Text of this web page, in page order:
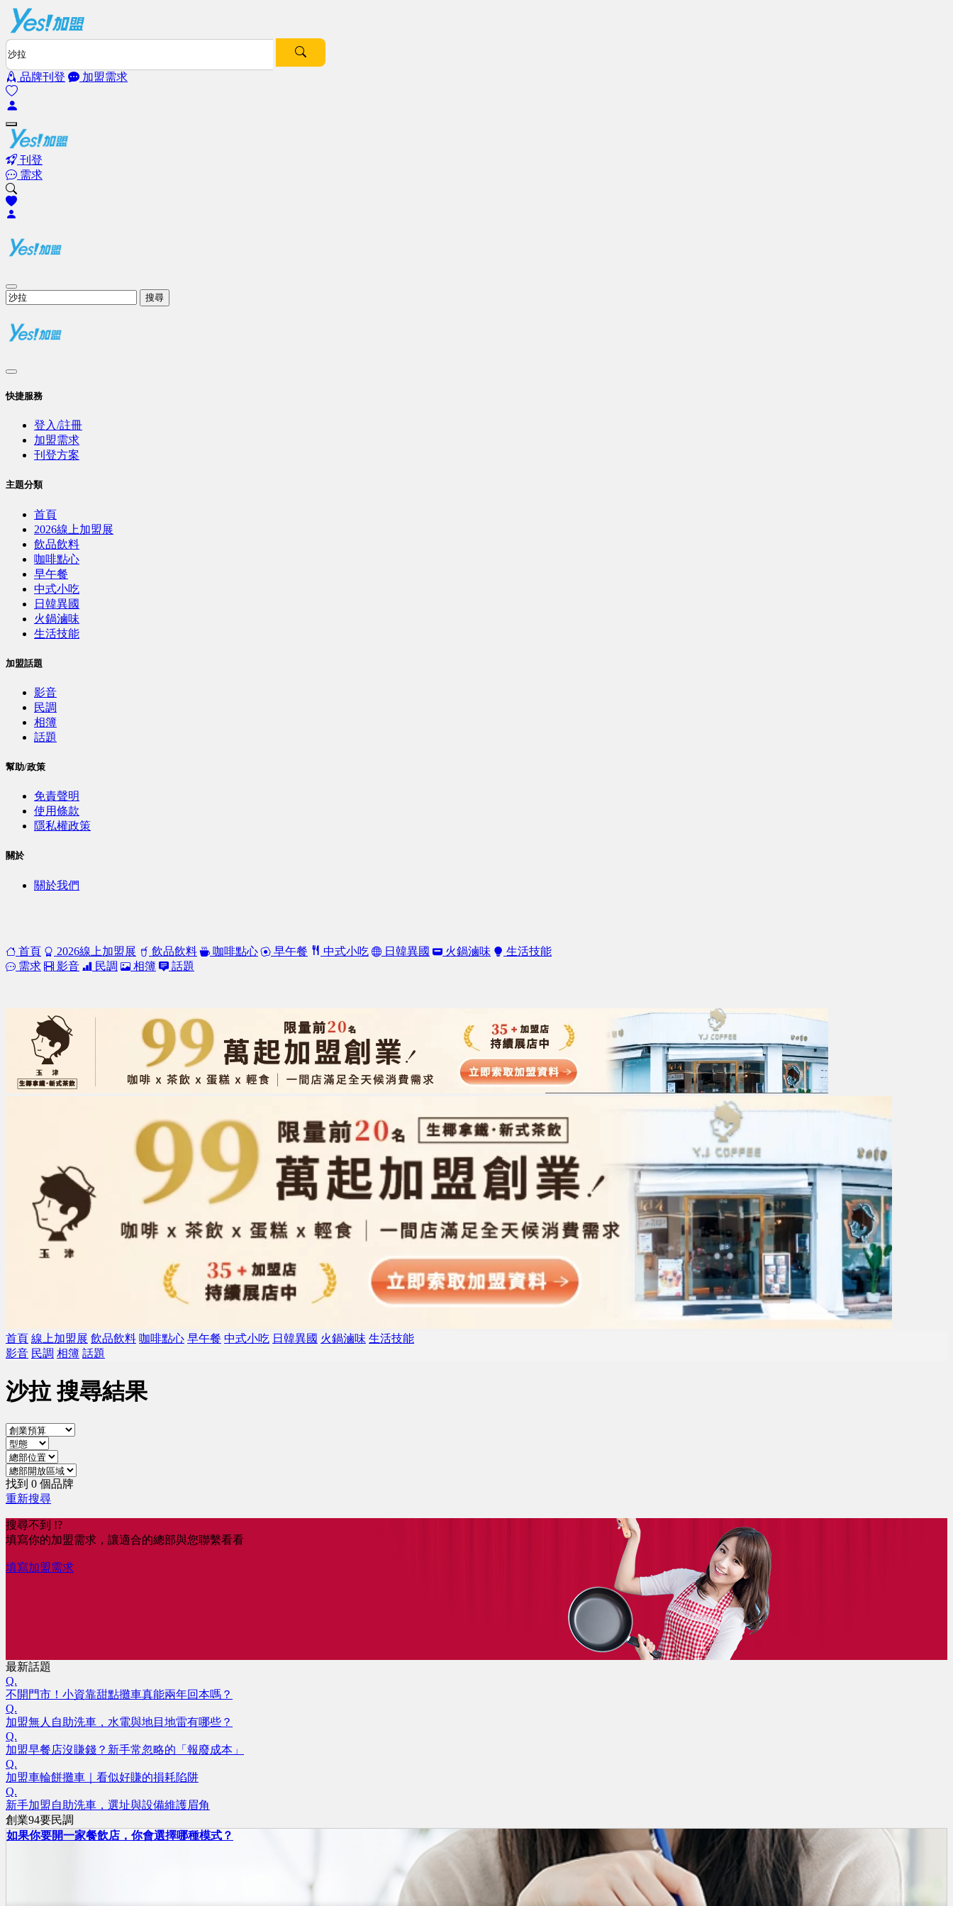
品牌刊登 加盟需求
刊登
需求
搜尋
快捷服務
登入/註冊
加盟需求
刊登方案
主題分類
首頁
2026線上加盟展
飲品飲料
咖啡點心
早午餐
中式小吃
日韓異國
火鍋滷味
生活技能
加盟話題
影音
民調
相簿
話題
幫助/政策
免責聲明
使用條款
隱私權政策
關於
關於我們
首頁 2026線上加盟展 飲品飲料 咖啡點心 早午餐 中式小吃 日韓異國 火鍋滷味
生活技能
需求
影音 民調 相簿 話題
首頁 線上加盟展 飲品飲料 咖啡點心 早午餐 中式小吃 日韓異國 火鍋滷味 生活技能
影音 民調 相簿 話題
沙拉 搜尋結果
找到 0 個品牌
重新搜尋
搜尋不到 !?
填寫你的加盟需求，讓適合的總部與您聯繫看看
填寫加盟需求
最新話題
Q.
不開門市！小資靠甜點攤車真能兩年回本嗎？
Q.
加盟無人自助洗車，水電與地目地雷有哪些？
Q.
加盟早餐店沒賺錢？新手常忽略的「報廢成本」
Q.
加盟車輪餅攤車｜看似好賺的損耗陷阱
Q.
新手加盟自助洗車，選址與設備維護眉角
創業94要民調
如果你要開一家餐飲店，你會選擇哪種模式？